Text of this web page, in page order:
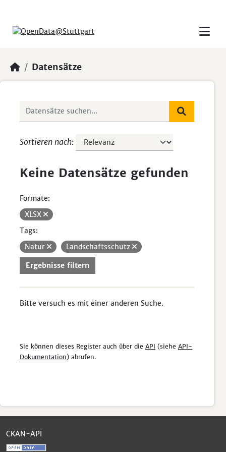
Datensätze
Sortieren nach
Keine Datensätze gefunden
Formate:
XLSX
Tags:
Natur
Landschaftsschutz
Ergebnisse filtern
Bitte versuch es mit einer anderen Suche.
Sie können dieses Register auch über die API (siehe API-
Dokumentation) abrufen.
CKAN-API